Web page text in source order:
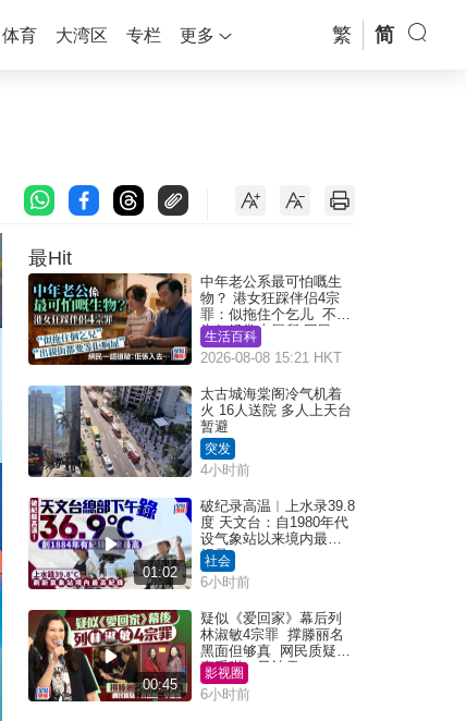
体育 大湾区 专栏 更多 繁 简
最Hit
中年老公系最可怕嘅生
物？ 港女狂踩伴侣4宗
罪：似拖住个乞儿 不解
为何经常去厕所 网民一
语道破
生活百科
2026-08-08 15:21 HKT
太古城海棠阁冷气机着
火 16人送院 多人上天台
暂避
突发
4小时前
01:02
破纪录高温︱上水录39.8
度 天文台：自1980年代
设气象站以来境内最高
纪录
社会
6小时前
00:45
疑似《爱回家》幕后列
林淑敏4宗罪 撑滕丽名
黑面但够真 网民质疑：
真系咁一早被雪
影视圈
6小时前